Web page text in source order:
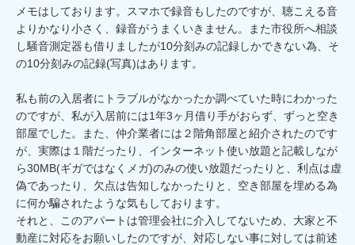
メモはしております。スマホで録音もしたのですが、聴こえる音
よりかなり小さく、録音がうまくいきません。また市役所へ相談
し騒音測定器も借りましたが10分刻みの記録しかできない為、そ
の10分刻みの記録(写真)はあります。
私も前の入居者にトラブルがなかったか調べていた時にわかった
のですが、私が入居前には1年3ヶ月借り手がおらず、ずっと空き
部屋でした。また、仲介業者には２階角部屋と紹介されたのです
が、実際は１階だったり、インターネット使い放題と記載しなが
ら30MB(ギガではなくメガ)のみの使い放題だったりと、利点は虚
偽であったり、欠点は告知しなかったりと、空き部屋を埋める為
に何か騙されたような気もしております。
それと、このアパートは管理会社に介入してないため、大家と不
動産に対応をお願いしたのですが、対応しない事に対しては前述